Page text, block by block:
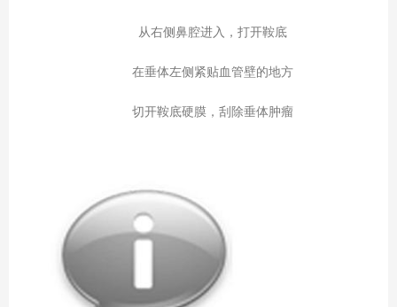
从右侧鼻腔进入，打开鞍底
在垂体左侧紧贴血管壁的地方
切开鞍底硬膜，刮除垂体肿瘤